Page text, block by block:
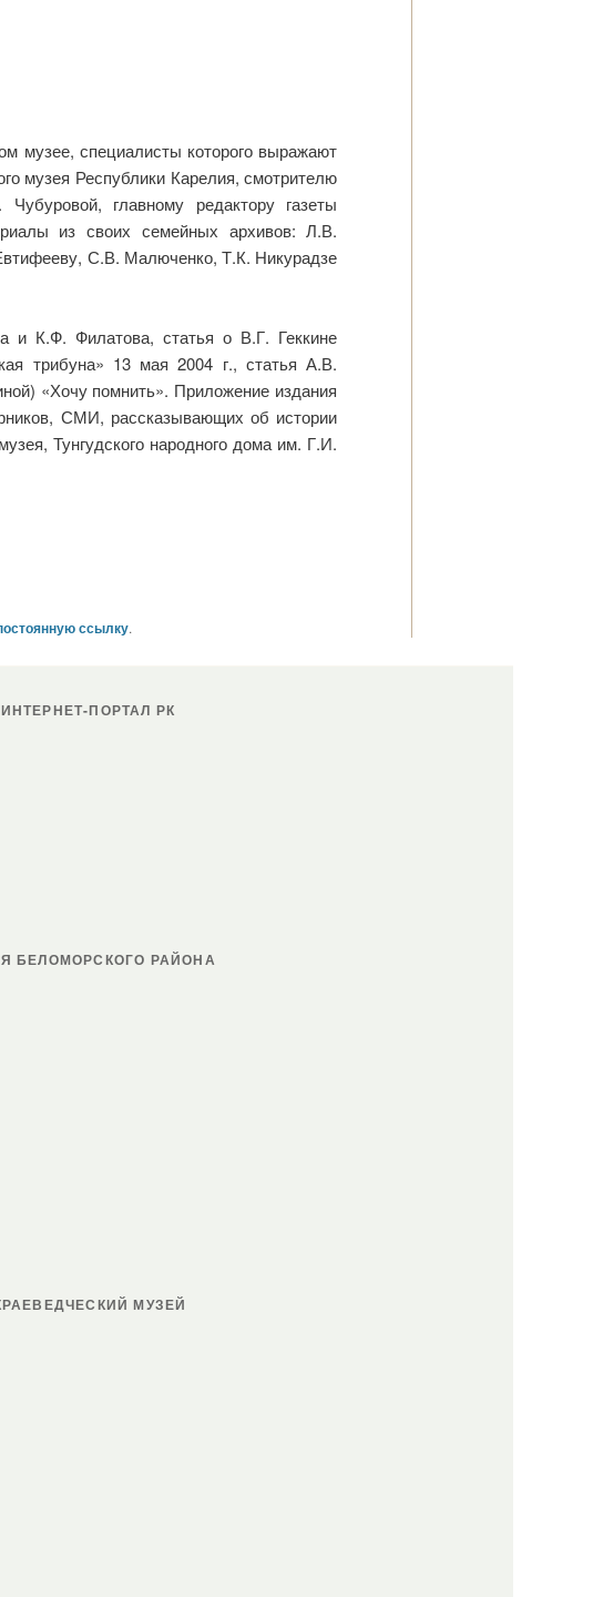
музее, специалисты которого выражают
музея Республики Карелия, смотрителю
главному редактору газеты
из своих семейных архивов: Л.В.
С.В. Малюченко, Т.К. Никурадзе
и К.Ф. Филатова, статья о В.Г. Геккине
трибуна» 13 мая 2004 г., статья А.В.
«Хочу помнить». Приложение издания
СМИ, рассказывающих об истории
Тунгудского народного дома им. Г.И.
ссылку.
ПОРТАЛ РК
БЕЛОМОРСКОГО РАЙОНА
МУЗЕЙ